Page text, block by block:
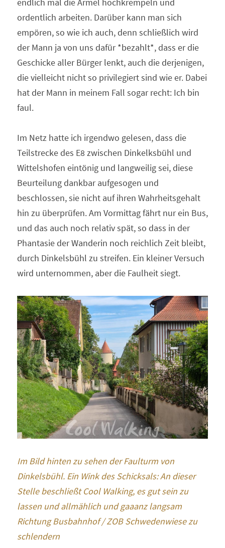
ordentlich arbeiten. Darüber kann man sich
empören, so wie ich auch, denn schließlich wird
der Mann ja von uns dafür *bezahlt*, dass er die
Geschicke aller Bürger lenkt, auch die derjenigen,
die vielleicht nicht so privilegiert sind wie er. Dabei
hat der Mann in meinem Fall sogar recht: Ich bin
faul.
Im Netz hatte ich irgendwo gelesen, dass die
Teilstrecke des E8 zwischen Dinkelksbühl und
Wittelshofen eintönig und langweilig sei, diese
Beurteilung dankbar aufgesogen und
beschlossen, sie nicht auf ihren Wahrheitsgehalt
hin zu überprüfen. Am Vormittag fährt nur ein Bus,
und das auch noch relativ spät, so dass in der
Phantasie der Wanderin noch reichlich Zeit bleibt,
durch Dinkelsbühl zu streifen. Ein kleiner Versuch
wird unternommen, aber die Faulheit siegt.
Im Bild hinten zu sehen der Faulturm von
Dinkelsbühl. Ein Wink des Schicksals: An dieser
Stelle beschließt Cool Walking, es gut sein zu
lassen und allmählich und gaaanz langsam
Richtung Busbahnhof / ZOB Schwedenwiese zu
schlendern